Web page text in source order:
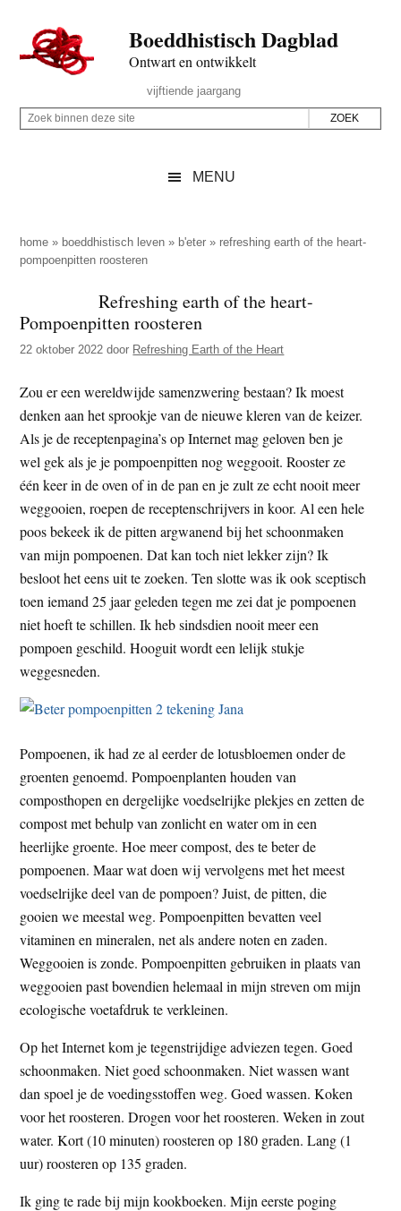
naar
de
inhoud
secondary
naar
de
sidebar
naar
de
Boeddhistisch Dagblad
Ontwart en ontwikkelt
Rechts
vijftiende jaargang
Z
p
d
z
e
i
t
e
Z
i
n
n
d
z
e
s
i
t
e
MENU
home » boeddhistisch leven » b'eter » refreshing earth of the heart-
pompoenpitten roosteren
Refreshing earth of the heart-
Pompoenpitten roosteren
22 oktober 2022 door Refreshing Earth of the Heart
Zou er een wereldwijde samenzwering bestaan? Ik moest
denken aan het sprookje van de nieuwe kleren van de keizer.
Als je de receptenpagina’s op Internet mag geloven ben je
wel gek als je je pompoenpitten nog weggooit. Rooster ze
één keer in de oven of in de pan en je zult ze echt nooit meer
weggooien, roepen de receptenschrijvers in koor. Al een hele
poos bekeek ik de pitten argwanend bij het schoonmaken
van mijn pompoenen. Dat kan toch niet lekker zijn? Ik
besloot het eens uit te zoeken. Ten slotte was ik ook sceptisch
toen iemand 25 jaar geleden tegen me zei dat je pompoenen
niet hoeft te schillen. Ik heb sindsdien nooit meer een
pompoen geschild. Hooguit wordt een lelijk stukje
weggesneden.
Pompoenen, ik had ze al eerder de lotusbloemen onder de
groenten genoemd. Pompoenplanten houden van
composthopen en dergelijke voedselrijke plekjes en zetten de
compost met behulp van zonlicht en water om in een
heerlijke groente. Hoe meer compost, des te beter de
pompoenen. Maar wat doen wij vervolgens met het meest
voedselrijke deel van de pompoen? Juist, de pitten, die
gooien we meestal weg. Pompoenpitten bevatten veel
vitaminen en mineralen, net als andere noten en zaden.
Weggooien is zonde. Pompoenpitten gebruiken in plaats van
weggooien past bovendien helemaal in mijn streven om mijn
ecologische voetafdruk te verkleinen.
Op het Internet kom je tegenstrijdige adviezen tegen. Goed
schoonmaken. Niet goed schoonmaken. Niet wassen want
dan spoel je de voedingsstoffen weg. Goed wassen. Koken
voor het roosteren. Drogen voor het roosteren. Weken in zout
water. Kort (10 minuten) roosteren op 180 graden. Lang (1
uur) roosteren op 135 graden.
Ik ging te rade bij mijn kookboeken. Mijn eerste poging